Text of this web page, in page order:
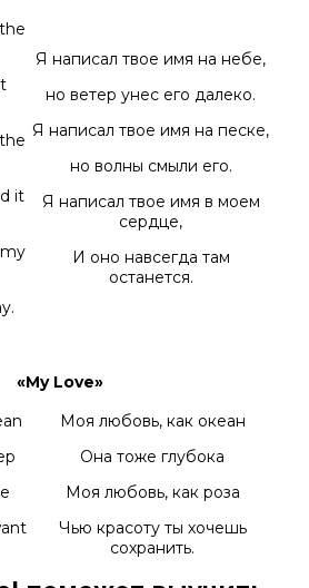
it
Я написал твое имя на небе,
но ветер унес его далеко.
Я написал твое имя на песке,
но волны смыли его.
Я написал твое имя в моем
сердце,
И оно навсегда там
останется.
«My Love»
Моя любовь, как океан
Она тоже глубока
Моя любовь, как роза
Чью красоту ты хочешь
сохранить.